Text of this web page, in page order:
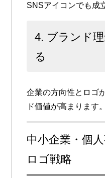
SNSアイコンでも成
4. ブランド
る
企業の方向性とロゴ
ド価値が高まります。
中小企業・個
ロゴ戦略